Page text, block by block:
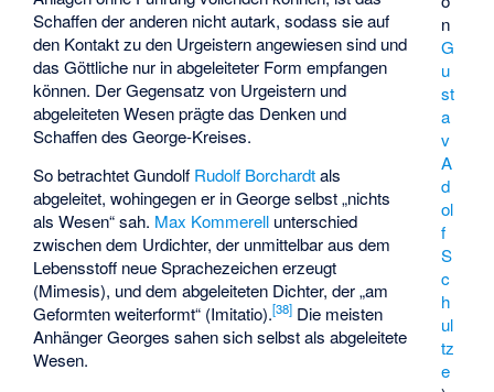
n
G
u
st
a
v
A
d
ol
f
S
c
h
ul
tz
e
Schaffen der anderen nicht autark, sodass sie auf
den Kontakt zu den Urgeistern angewiesen sind und
das Göttliche nur in abgeleiteter Form empfangen
können. Der Gegensatz von Urgeistern und
abgeleiteten Wesen prägte das Denken und
Schaffen des George-Kreises.
So betrachtet Gundolf Rudolf Borchardtals
abgeleitet, wohingegen er in George selbst „nichts
als Wesen“ sah. Max Kommerell unterschied
zwischen dem Urdichter, der unmittelbar aus dem
Lebensstoff neue Sprachezeichen erzeugt
(Mimesis), und dem abgeleiteten Dichter, der „am
Geformten weiterformt“ (Imitatio).[38] Die meisten
Anhänger Georges sahen sich selbst als abgeleitete
Wesen.